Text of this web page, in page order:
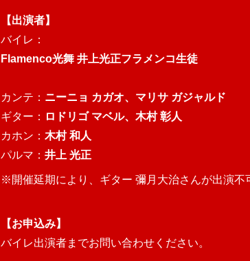
【出演者】
バイレ：
Flamenco光舞 井上光正フラメンコ生徒
カンテ： ニーニョ カガオ、マリサ ガジャルド
ギター： ロドリゴ マベル、木村 彰人
カホン： 木村 和人
パルマ： 井上 光正
※開催延期により、ギター 彌月大治さんが出演不
【お申込み】
バイレ出演者までお問い合わせください。